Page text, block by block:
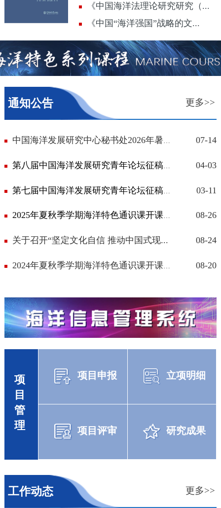
《中国海洋法理论研究研究（...
《中国“海洋强国”战略的文...
海洋特色系列课程
通知公告 更多>>
中国海洋发展研究中心秘书处2026年暑假... 07-14
04-03
03-11
2025年夏秋季学期海洋特色通识课开课通... 08-26
关于召开“坚定文化自信 推动中国式现... 08-24
2024年夏秋季学期海洋特色通识课开课通... 08-20
项
目
管
理
项目申报 立项明细
项目评审 研究成果
工作动态 更多>>